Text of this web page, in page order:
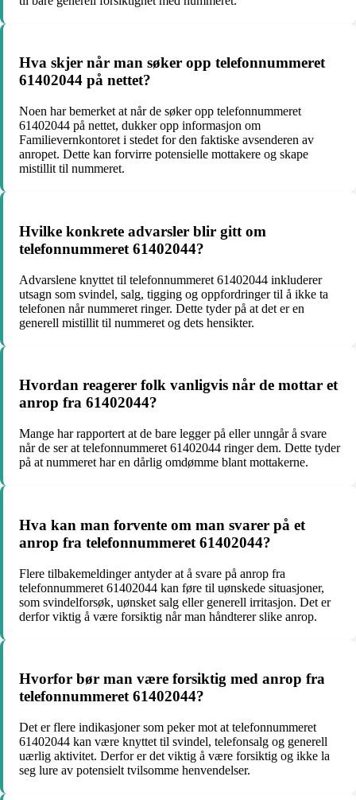
Hva skjer når man søker opp telefonnummeret
61402044 på nettet?
Noen har bemerket at når de søker opp telefonnummeret
61402044 på nettet, dukker opp informasjon om
Familievernkontoret i stedet for den faktiske avsenderen av
anropet. Dette kan forvirre potensielle mottakere og skape
mistillit til nummeret.
Hvilke konkrete advarsler blir gitt om
telefonnummeret 61402044?
Advarslene knyttet til telefonnummeret 61402044 inkluderer
utsagn som svindel, salg, tigging og oppfordringer til å ikke ta
telefonen når nummeret ringer. Dette tyder på at det er en
generell mistillit til nummeret og dets hensikter.
Hvordan reagerer folk vanligvis når de mottar et
anrop fra 61402044?
Mange har rapportert at de bare legger på eller unngår å svare
når de ser at telefonnummeret 61402044 ringer dem. Dette tyder
på at nummeret har en dårlig omdømme blant mottakerne.
Hva kan man forvente om man svarer på et
anrop fra telefonnummeret 61402044?
Flere tilbakemeldinger antyder at å svare på anrop fra
telefonnummeret 61402044 kan føre til uønskede situasjoner,
som svindelforsøk, uønsket salg eller generell irritasjon. Det er
derfor viktig å være forsiktig når man håndterer slike anrop.
Hvorfor bør man være forsiktig med anrop fra
telefonnummeret 61402044?
Det er flere indikasjoner som peker mot at telefonnummeret
61402044 kan være knyttet til svindel, telefonsalg og generell
uærlig aktivitet. Derfor er det viktig å være forsiktig og ikke la
seg lure av potensielt tvilsomme henvendelser.